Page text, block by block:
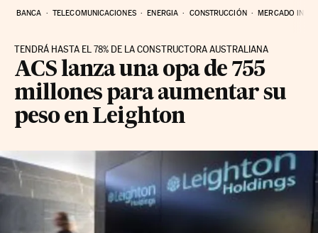
BANCA TELECOMUNICACIONES ENERGIA CONSTRUCCIÓN MERCADO
TENDRÁ HASTA EL 78% DE LA CONSTRUCTORA AUSTRALIANA
ACS lanza una opa de 755
millones para aumentar su
peso en Leighton